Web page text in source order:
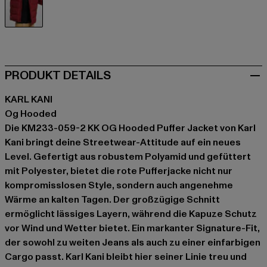
PRODUKT DETAILS
KARL KANI
Og Hooded
Die KM233-059-2 KK OG Hooded Puffer Jacket von Karl
Kani bringt deine Streetwear-Attitude auf ein neues
Level. Gefertigt aus robustem Polyamid und gefüttert
mit Polyester, bietet die rote Pufferjacke nicht nur
kompromisslosen Style, sondern auch angenehme
Wärme an kalten Tagen. Der großzügige Schnitt
ermöglicht lässiges Layern, während die Kapuze Schutz
vor Wind und Wetter bietet. Ein markanter Signature-Fit,
der sowohl zu weiten Jeans als auch zu einer einfarbigen
Cargo passt. Karl Kani bleibt hier seiner Linie treu und